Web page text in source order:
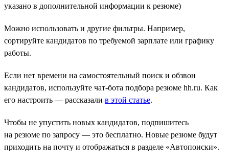
указано в дополнительной информации к резюме)
Можно использовать и другие фильтры. Например,
сортируйте кандидатов по требуемой зарплате или графику
работы.
Если нет времени на самостоятельный поиск и обзвон
кандидатов, используйте чат-бота подбора резюме hh.ru. Как
его настроить — рассказали в этой статье.
Чтобы не упустить новых кандидатов, подпишитесь
на резюме по запросу — это бесплатно. Новые резюме будут
приходить на почту и отображаться в разделе «Автопоиски».